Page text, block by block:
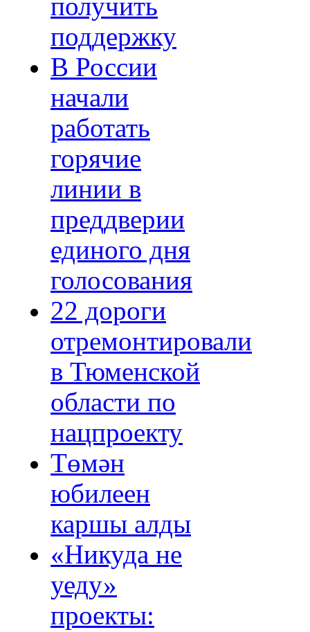
получить
поддержку
В России
начали
работать
горячие
линии в
преддверии
единого дня
голосования
22 дороги
отремонтировали
в Тюменской
области по
нацпроекту
Төмән
юбилеен
каршы алды
«Никуда не
уеду»
проекты: